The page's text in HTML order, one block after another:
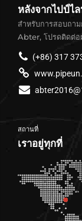
หลังจากไปป์ไ
สำหรับการสอบถา
Abter, โปรดติดต่อ
(+86) 317
สถานที่
เราอยู่ทุกที่